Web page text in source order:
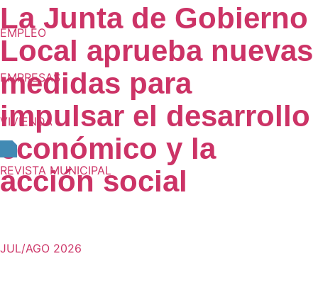
EMPLEO
EMPRESAS
VIVIENDA
REVISTA MUNICIPAL
JUL/AGO 2026
La Junta de Gobierno
Local aprueba nuevas
medidas para
impulsar el desarrollo
económico y la
acción social